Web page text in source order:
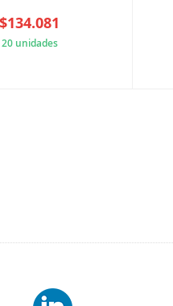
$134.081
20 unidades